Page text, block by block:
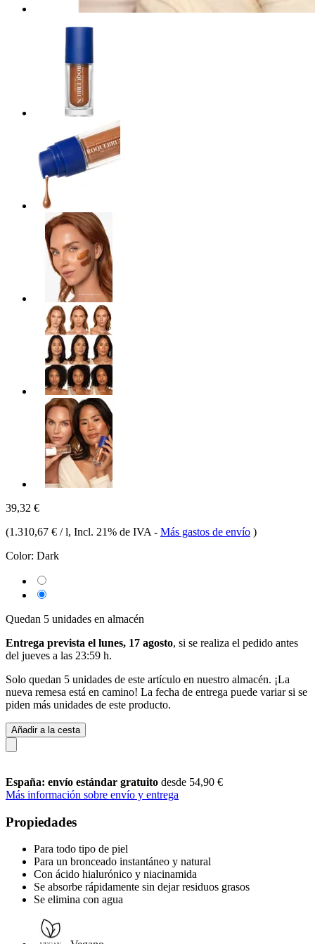
39,32 €
(1.310,67 € / l, Incl. 21% de IVA - Más gastos de envío )
Color: Dark
Quedan 5 unidades en almacén
Entrega prevista el lunes, 17 agosto, si se realiza el pedido antes
del jueves a las 23:59 h.
Solo quedan 5 unidades de este artículo en nuestro almacén. ¡La
nueva remesa está en camino! La fecha de entrega puede variar si se
piden más unidades de este producto.
Añadir a la cesta
España: envío estándar gratuito desde 54,90 €
Más información sobre envío y entrega
Propiedades
Para todo tipo de piel
Para un bronceado instantáneo y natural
Con ácido hialurónico y niacinamida
Se absorbe rápidamente sin dejar residuos grasos
Se elimina con agua